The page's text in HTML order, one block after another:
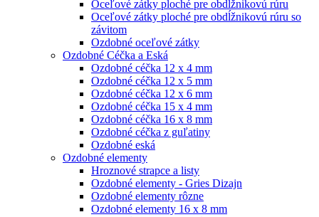
Oceľové zátky ploché pre obdĺžnikovú rúru
Oceľové zátky ploché pre obdĺžnikovú rúru so
závitom
Ozdobné oceľové zátky
Ozdobné Céčka a Eská
Ozdobné céčka 12 x 4 mm
Ozdobné céčka 12 x 5 mm
Ozdobné céčka 12 x 6 mm
Ozdobné céčka 15 x 4 mm
Ozdobné céčka 16 x 8 mm
Ozdobné céčka z guľatiny
Ozdobné eská
Ozdobné elementy
Hroznové strapce a listy
Ozdobné elementy - Gries Dizajn
Ozdobné elementy rôzne
Ozdobné elementy 16 x 8 mm